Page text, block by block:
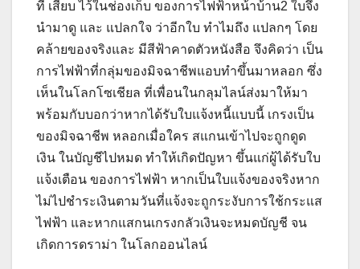
ที่ เสียบ ไว้ในช่องเก็บ ของการไฟฟ้าหน้าบ้าน2 ใบจึง
นำมาดู และ แปลกใจ ว่าอีกใบ ทำไมถึง แปลกๆ โดย
คล้ายของจริงและ มีสีฟ้าคาดตัวหนังสือ จึงคิดว่า เป็น
การไฟฟ้าที่กลุ่มของมิจฉาชีพแอบทำขึ้นมาหลอก ซึ่ง
เห็นในโลกโซเชียล ที่เพื่อนในกลุมไลน์ส่งมาให้มา
พร้อมกับบอกว่าหากได้รับใบแจ้งหนี้แบบนี้ เกรงเป็น
ของมิจฉาชีพ หลอกเมื่อใคร สแกนเข้าไปจะถูกดูด
เงิน ในบัญชีไปหมด ทำให้เกิดปัญหา ขึ้นแก่ผู้ได้รับใบ
แจ้งเตือน ของการไฟฟ้า หากเป็นใบแจ้งของจริงหาก
ไม่ไปชำระเงินตามวันที่แจ้งจะถูกระงับการใช้กระแส
ไฟฟ้า และหากแสกนเกรงกลัวเงินจะหมดบัญชี จน
เกิดการดราม่า ในโลกออนไลน์